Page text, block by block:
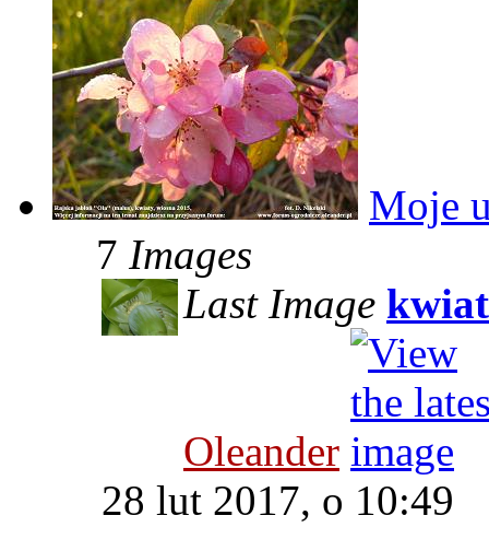
Moje
7 Images
Last Image
Oleander
28 lut 2017, o 10:49